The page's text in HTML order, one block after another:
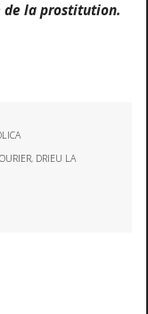
de la prostitution.
, DRIEU LA